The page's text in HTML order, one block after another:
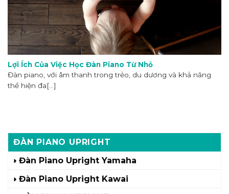
ĐÀN PIANO UPRIGHT
Đàn Piano Upright Yamaha
Đàn Piano Upright Kawai
Lợi Ích Của Việc Học Đàn Piano Từ Nhỏ
Đàn piano, với âm thanh trong trẻo, du dương và khả năng
thể hiện đa[...]